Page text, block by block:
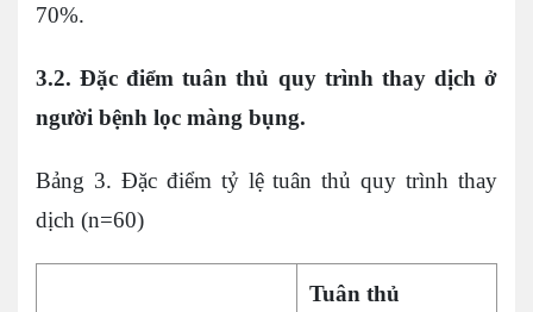
70%.
3.2. Đặc điểm tuân thủ quy trình thay dịch ở
người bệnh lọc màng bụng.
Bảng 3. Đặc điểm tỷ lệ tuân thủ quy trình thay
dịch (n=60)
Tuân thủ